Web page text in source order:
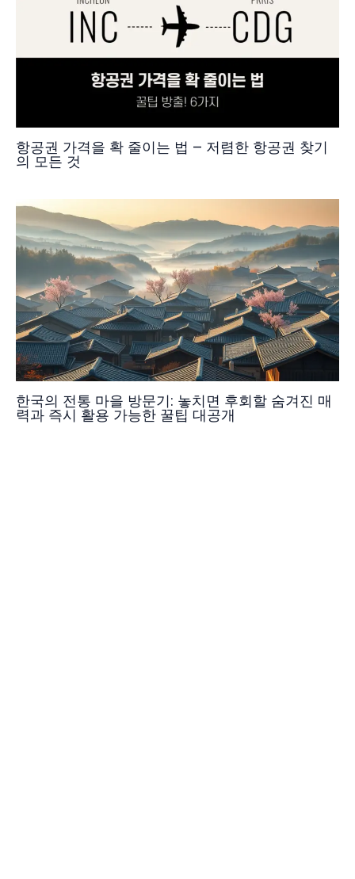
항공권 가격을 확 줄이는 법 – 저렴한 항공권 찾기
의 모든 것
한국의 전통 마을 방문기: 놓치면 후회할 숨겨진 매
력과 즉시 활용 가능한 꿀팁 대공개